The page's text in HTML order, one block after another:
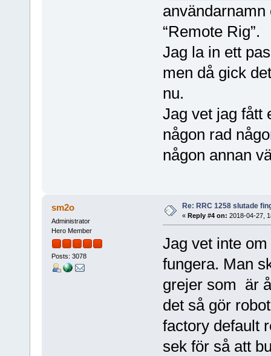
“Remote Rig”.
Jag la in ett
men då gick
nu.
Jag vet jag fått
någon rad
någon annan
sm2o
Administrator
Hero Member
Posts: 3078
Re: RRC 1258 slutade
« Reply #4 on: 2018-04-27,
Jag vet inte
fungera. Man
grejer som är
det så gör
factory default
sek för så att